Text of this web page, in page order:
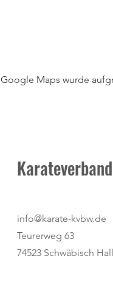
Google Maps wurde
info@karate-kvbw.de
Teurerweg 63
74523 Schwäbisch Hall